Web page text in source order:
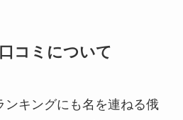
コミについて
ンキングにも名を連ねる俄